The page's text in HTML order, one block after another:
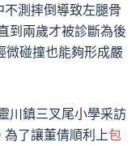
測摔倒導致左腿骨
到兩歲才被診斷為後
微碰撞也能夠形成嚴
川鎮三叉尾小學采訪
了讓董倩順利上包